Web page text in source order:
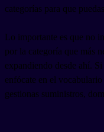
categorías para que
Lo importante es que no
por la categoría que más
expandiendo desde ahí.
enfócate en el vocabulario
gestionas suministros,